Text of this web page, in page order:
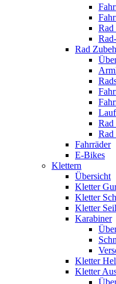
Rad
Rad
Rad
Rad
Fahrräder
E-Bikes
Klettern
Übersicht
Kletter
Kletter
Kletter
Karabiner
Kletter
Kletter